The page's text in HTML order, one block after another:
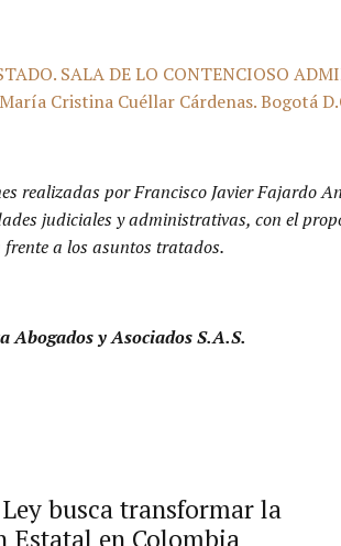
SALA DE LO CONTENCIOSO
Cristina Cuéllar Cárdenas. Bogotá
realizadas por Francisco Javier Fajardo
judiciales y administrativas, con el
a los asuntos tratados.
y Asociados S.A.S.
busca transformar la
Estatal en Colombia